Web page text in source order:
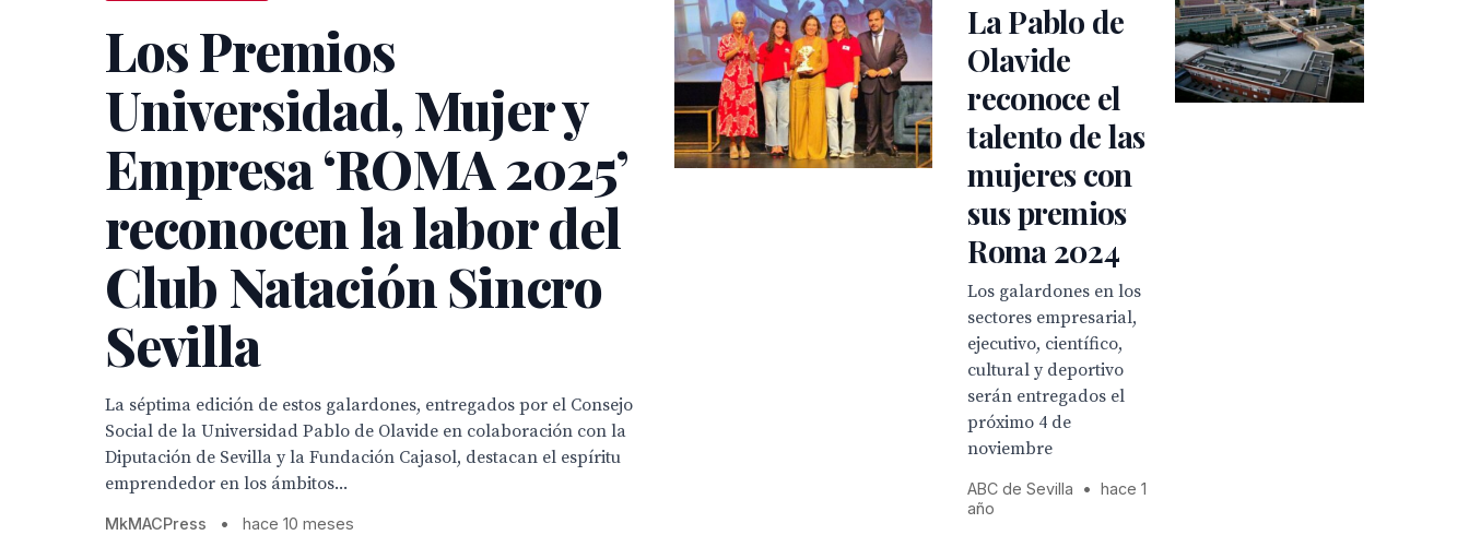
Los Premios
Universidad, Mujer y
Empresa ‘ROMA 2025’
reconocen la labor del
Club Natación Sincro
Sevilla
La séptima edición de estos galardones, entregados por el Consejo
Social de la Universidad Pablo de Olavide en colaboración con la
Diputación de Sevilla y la Fundación Cajasol, destacan el espíritu
emprendedor en los ámbitos...
MkMACPress • hace 10 meses
La Pablo de
Olavide
reconoce el
talento de las
mujeres con
sus premios
Roma 2024
Los galardones en los
sectores empresarial,
ejecutivo, científico,
cultural y deportivo
serán entregados el
próximo 4 de
noviembre
ABC de Sevilla •
hace 1
año